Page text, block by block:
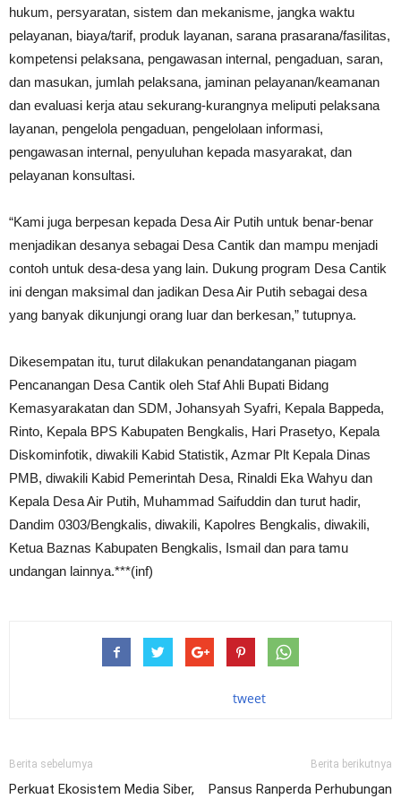
hukum, persyaratan, sistem dan mekanisme, jangka waktu
pelayanan, biaya/tarif, produk layanan, sarana prasarana/fasilitas,
kompetensi pelaksana, pengawasan internal, pengaduan, saran,
dan masukan, jumlah pelaksana, jaminan pelayanan/keamanan
dan evaluasi kerja atau sekurang-kurangnya meliputi pelaksana
layanan, pengelola pengaduan, pengelolaan informasi,
pengawasan internal, penyuluhan kepada masyarakat, dan
pelayanan konsultasi.
“Kami juga berpesan kepada Desa Air Putih untuk benar-benar
menjadikan desanya sebagai Desa Cantik dan mampu menjadi
contoh untuk desa-desa yang lain. Dukung program Desa Cantik
ini dengan maksimal dan jadikan Desa Air Putih sebagai desa
yang banyak dikunjungi orang luar dan berkesan,” tutupnya.
Dikesempatan itu, turut dilakukan penandatanganan piagam
Pencanangan Desa Cantik oleh Staf Ahli Bupati Bidang
Kemasyarakatan dan SDM, Johansyah Syafri, Kepala Bappeda,
Rinto, Kepala BPS Kabupaten Bengkalis, Hari Prasetyo, Kepala
Diskominfotik, diwakili Kabid Statistik, Azmar Plt Kepala Dinas
PMB, diwakili Kabid Pemerintah Desa, Rinaldi Eka Wahyu dan
Kepala Desa Air Putih, Muhammad Saifuddin dan turut hadir,
Dandim 0303/Bengkalis, diwakili, Kapolres Bengkalis, diwakili,
Ketua Baznas Kabupaten Bengkalis, Ismail dan para tamu
undangan lainnya.***(inf)
tweet
Berita sebelumya
Perkuat Ekosistem Media Siber,
Berita berikutnya
Pansus Ranperda Perhubungan